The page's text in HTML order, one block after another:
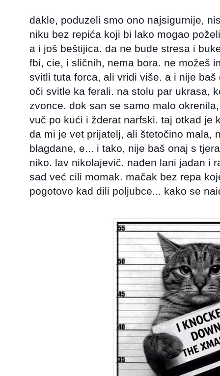
dakle, poduzeli smo ono najsigurnije,
niku bez repića koji bi lako mogao
a i još beštijica. da ne bude stresa i
fbi, cie, i sličnih, nema bora. ne možeš
svitli tuta forca, ali vridi više. a i nije
oči svitle ka ferali. na stolu par ukrasa,
zvonce. dok san se samo malo
vuč po kući i žderat narfski. taj otkad je
da mi je vet prijatelj, ali štetočino mala,
blagdane, e... i tako, nije baš onaj s
niko. lav nikolajevič. nađen lani jadan i
sad već cili momak. mačak bez repa
pogotovo kad dili poljubce... kako se